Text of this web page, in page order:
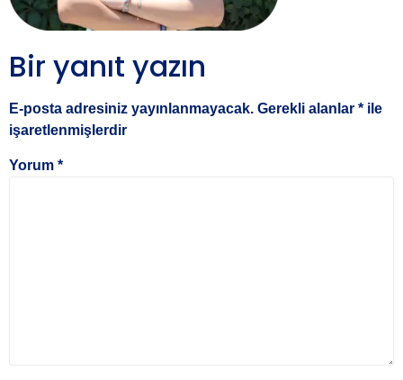
Bir yanıt yazın
E-posta adresiniz yayınlanmayacak. Gerekli alanlar * ile
işaretlenmişlerdir
Yorum *